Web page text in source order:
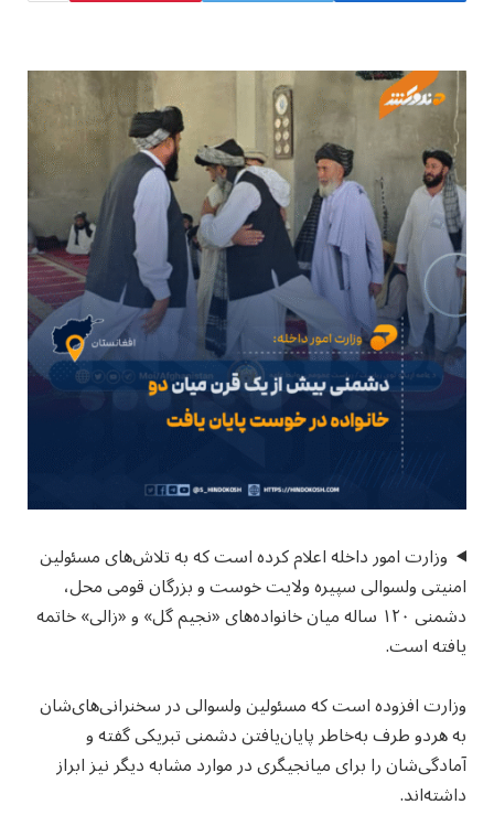
وزارت امور داخله اعلام کرده است که به تلاش‌های مسئولین
امنیتی ولسوالی سپیره ولایت خوست و بزرگان قومی محل،
دشمنی ۱۲۰ ساله میان خانواده‌های «نجیم گل» و «زالی» خاتمه
یافته است.
وزارت افزوده است که مسئولین ولسوالی در سخنرانی‌های‌شان
به هردو طرف به‌خاطر پایان‌یافتن دشمنی تبریکی گفته و
آمادگی‌شان را برای میانجیگری در موارد مشابه دیگر نیز ابراز
داشته‌اند.